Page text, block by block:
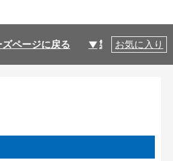
ページに戻る 製品仕様
お気に入り